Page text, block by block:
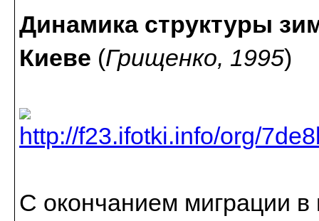
Динамика структуры
Киеве (Грищенко, 1995)
С окончанием миграции в